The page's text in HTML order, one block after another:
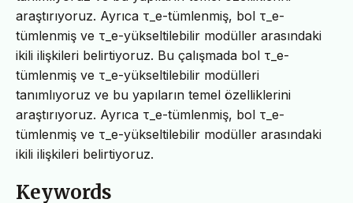
araştırıyoruz. Ayrıca τ_e-tümlenmiş, bol τ_e-
tümlenmiş ve τ_e-yükseltilebilir modüller arasındaki
ikili ilişkileri belirtiyoruz. Bu çalışmada bol τ_e-
tümlenmiş ve τ_e-yükseltilebilir modülleri
tanımlıyoruz ve bu yapıların temel özelliklerini
araştırıyoruz. Ayrıca τ_e-tümlenmiş, bol τ_e-
tümlenmiş ve τ_e-yükseltilebilir modüller arasındaki
ikili ilişkileri belirtiyoruz.
Keywords